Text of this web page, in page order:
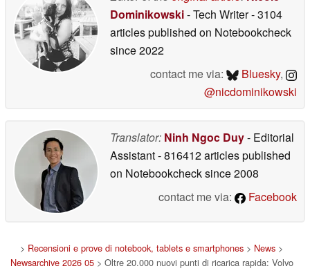
Dominikowski- Tech Writer- 3104
articles published on Notebookcheck
since 2022
contact me via:
Bluesky,
@nicdominikowski
Translator: Ninh Ngoc Duy- Editorial
Assistant- 816412 articles published
on Notebookchecksince 2008
contact me via:
Facebook
> Recensioni e prove di notebook, tablets e smartphones > News >
Newsarchive 2026 05> Oltre 20.000 nuovi punti di ricarica rapida: Volvo